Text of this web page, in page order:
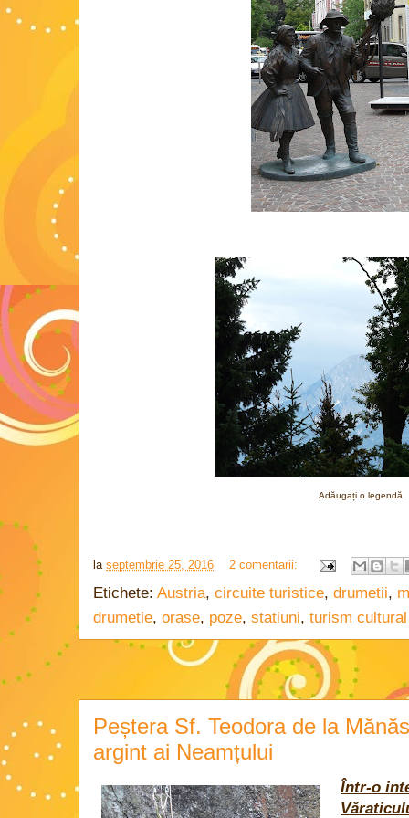
Adăugați o legendă
la septembrie 25, 2016 2 comentarii:
Etichete: Austria, circuite turistice, drumetii,
drumetie, orase, poze, statiuni, turism cultural
Peștera Sf. Teodora de la
argint ai Neamțului
Într-o